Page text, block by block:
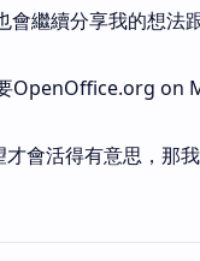
會繼續分享我的想法
OpenOffice.org on
才會活得有意思，那